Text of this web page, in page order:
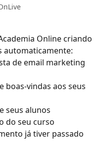
Online criando
automaticamente:
de email marketing
boas-vindas aos seus
seus alunos
do seu curso
já tiver passado